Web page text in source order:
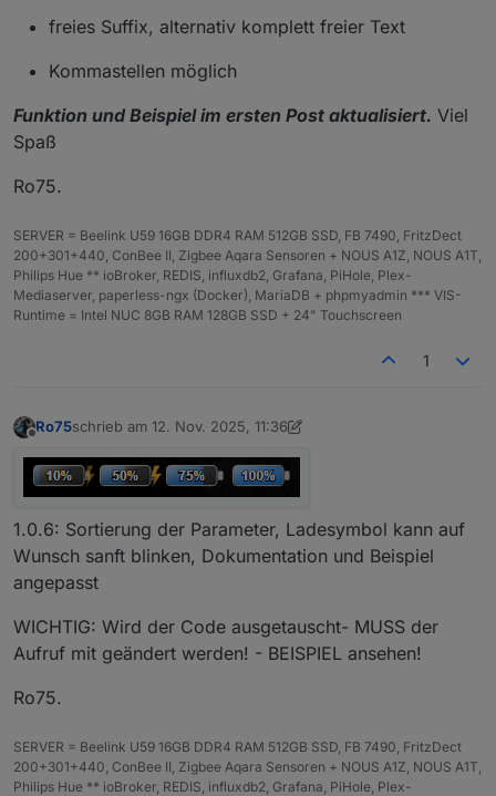
freies Suffix, alternativ komplett freier Text
Kommastellen möglich
Funktion und Beispiel im ersten Post aktualisiert. Viel
Spaß
Ro75.
SERVER = Beelink U59 16GB DDR4 RAM 512GB SSD, FB 7490, FritzDect
200+301+440, ConBee II, Zigbee Aqara Sensoren + NOUS A1Z, NOUS A1T,
Philips Hue ** ioBroker, REDIS, influxdb2, Grafana, PiHole, Plex-
Mediaserver, paperless-ngx (Docker), MariaDB + phpmyadmin *** VIS-
Runtime = Intel NUC 8GB RAM 128GB SSD + 24" Touchscreen
1
Ro75schrieb am 12. Nov. 2025, 11:36
zuletzt editiert von Ro7511. Dez. 2025, 12:36
1.0.6: Sortierung der Parameter, Ladesymbol kann auf
Wunsch sanft blinken, Dokumentation und Beispiel
angepasst
WICHTIG: Wird der Code ausgetauscht- MUSS der
Aufruf mit geändert werden! - BEISPIEL ansehen!
Ro75.
SERVER = Beelink U59 16GB DDR4 RAM 512GB SSD, FB 7490, FritzDect
200+301+440, ConBee II, Zigbee Aqara Sensoren + NOUS A1Z, NOUS A1T,
Philips Hue ** ioBroker, REDIS, influxdb2, Grafana, PiHole, Plex-